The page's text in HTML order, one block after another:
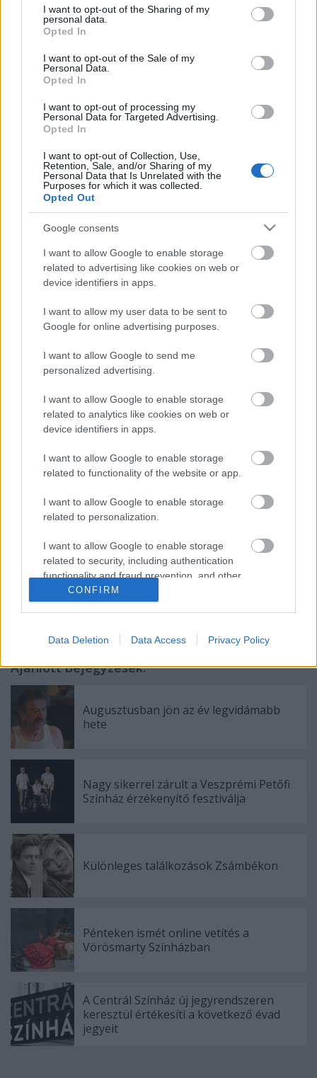
not limited to your visit or usage behaviour. You may click to
grant or deny consent to Google and its third-party tags to
use your data for below specified purposes in below Google
consent section.
I want to opt-out of the Sharing of my
personal data.
Opted In
I want to opt-out of the Sale of my
Personal Data.
Opted In
I want to opt-out of processing my
Personal Data for Targeted Advertising.
Opted In
I want to opt-out of Collection, Use,
Retention, Sale, and/or Sharing of my
Personal Data that Is Unrelated with the
Purposes for which it was collected.
Opted Out
Google consents
I want to allow Google to enable storage
related to advertising like cookies on web or
device identifiers in apps.
I want to allow my user data to be sent to
Google for online advertising purposes.
I want to allow Google to send me
personalized advertising.
I want to allow Google to enable storage
related to analytics like cookies on web or
device identifiers in apps.
I want to allow Google to enable storage
related to functionality of the website or app.
I want to allow Google to enable storage
related to personalization.
I want to allow Google to enable storage
related to security, including authentication
functionality and fraud prevention, and other
user protection.
CONFIRM
Data Deletion Data Access Privacy Policy
századi Újvidékről írtNeoplantacímű regényének
színházi adaptációja. A darab a vajdasági főváros
perspektívábólUrbán András sajátos, provokatív
módján. A darab magyarországi ősbemutatóját
követően az érdeklődők a Kossuth-díjas drámaíróval
is találkozhatnak a műről rendezett irodalmi
beszélgetésen.
Balog Józsefelmondta, hogy a július 26-ig tartó
fesztivál programját igyekeztek úgy összeállítani,
hogy szerepeljen benne az idei évad három-négy
legfontosabb kortárs színházi produkciója, több
meghatározó külföldi társulat és bemutatkozhasson
Kisszínház, de az előadásokkal kilépnek a
hagyományos színházi térből bízva abban, hogy
így idén is láthat utcaszínházi előadásokat és
lesznek felnőtteknek szóló bemutatók is a Rongy
kocsmában.
Ajánlott bejegyzések:
Augusztusban jön az év legvidámabb
hete
Nagy sikerrel zárult a Veszprémi Petőfi
Színház érzékenyítő fesztiválja
Különleges találkozások Zsámbékon
Pénteken ismét online vetítés a
Vörösmarty Színházban
A Centrál Színház új jegyrendszeren
keresztül értékesíti a következő évad
jegyeit